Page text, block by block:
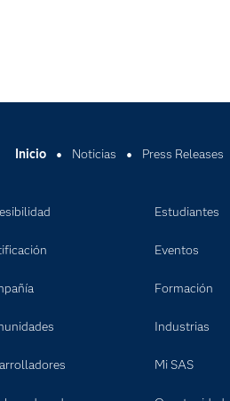
Inicio Noticias Press Releases
Estudiantes
Eventos
Formación
Industrias
Mi SAS